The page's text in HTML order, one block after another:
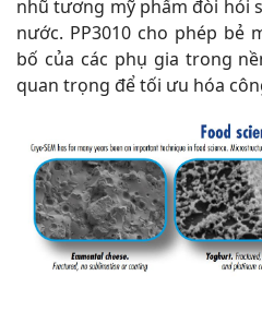
nhũ tương mỹ phẩm đòi hỏi
nước. PP3010 cho phép bẻ
bố của các phụ gia trong
quan trọng để tối ưu hóa